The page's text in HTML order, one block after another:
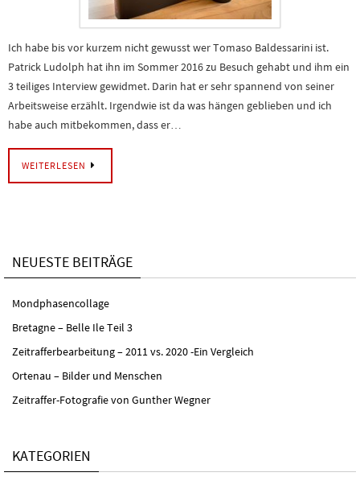
Ich habe bis vor kurzem nicht gewusst wer Tomaso Baldessarini ist.
Patrick Ludolph hat ihn im Sommer 2016 zu Besuch gehabt und ihm ein
3 teiliges Interview gewidmet. Darin hat er sehr spannend von seiner
Arbeitsweise erzählt. Irgendwie ist da was hängen geblieben und ich
habe auch mitbekommen, dass er…
WEITERLESEN
NEUESTE BEITRÄGE
Mondphasencollage
Bretagne – Belle Ile Teil 3
Zeitrafferbearbeitung – 2011 vs. 2020 -Ein Vergleich
Ortenau – Bilder und Menschen
Zeitraffer-Fotografie von Gunther Wegner
KATEGORIEN